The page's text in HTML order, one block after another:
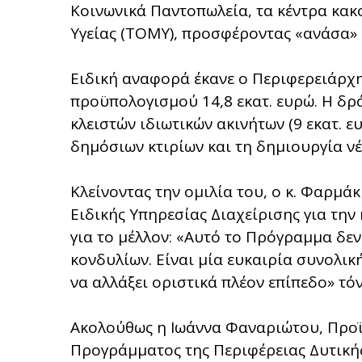
Κοινωνικά Παντοπωλεία, τα κέντρα
Υγείας (ΤΟΜΥ), προσφέροντας «ανάσα»
Ειδική αναφορά έκανε ο
προϋπολογισμού 14,8 εκατ. ευρώ. Η
κλειστών ιδιωτικών ακινήτων (9 εκατ.
δημόσιων κτιρίων και τη δημιουργία
Κλείνοντας την ομιλία του, ο κ.
Ειδικής Υπηρεσίας Διαχείρισης για
για το μέλλον: «Αυτό το Πρόγραμμα
κονδυλίων. Είναι μία ευκαιρία
να αλλάξει οριστικά πλέον επίπεδο»
Ακολούθως η Ιωάννα Φαναριώτου,
Προγράμματος της Περιφέρειας